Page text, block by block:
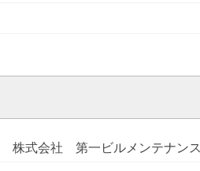
株式会社 第一ビルメンテナンス